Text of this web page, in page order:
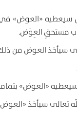
«العوض» في
مستحقِ العِوَض.